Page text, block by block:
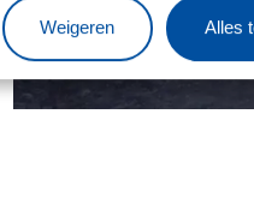
Weigeren Alles